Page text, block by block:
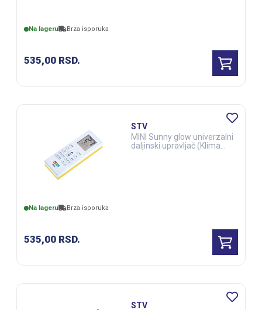
Na lageru Brza isporuka
535,00 RSD.
Na lageru Brza isporuka
535,00 RSD.
STV
MINI Sunny glow univerzalni
daljinski upravljač (Klima
STV